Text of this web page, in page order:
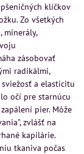
klíčkov
Zo všetkých
minerály,
zásobovať
radikálmi,
a elasticitu
očí pre starnúcu
pier. Môže
zvlášť na
kapilárie.
tkaniva počas